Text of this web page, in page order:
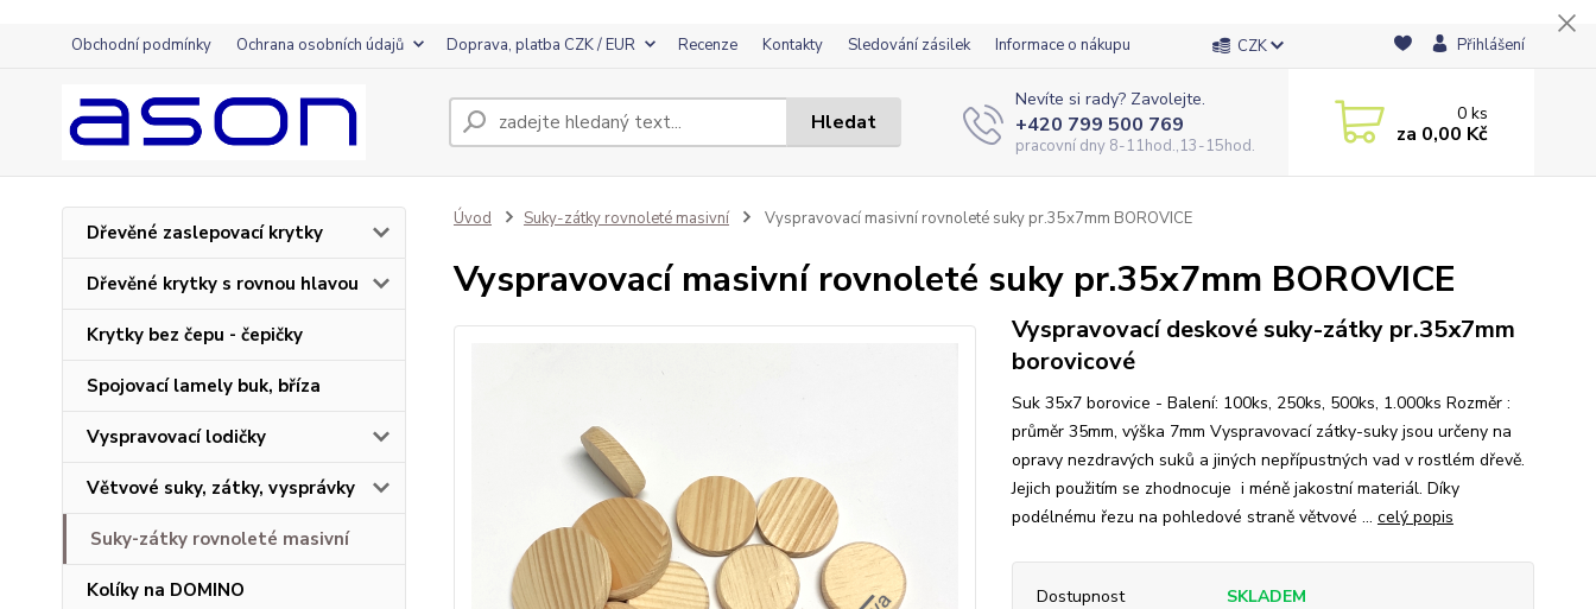
Obchodní podmínky Ochrana osobních údajů Doprava, platba CZK / EUR Recenze Kontakty Sledování zásilek Informace o nákupu CZK Přihlášení
Hledat
Nevíte si rady? Zavolejte.
+420 799 500 769
pracovní dny 8-11hod.,13-15hod.
0ks
za 0,00 Kč
Dřevěné zaslepovací krytky
Dřevěné krytky s rovnou hlavou
Krytky bez čepu - čepičky
Spojovací lamely buk, bříza
Vyspravovací lodičky
Větvové suky, zátky, vysprávky
Suky-zátky rovnoleté masivní
Kolíky na DOMINO
Úvod Suky-zátky rovnoleté masivní Vyspravovací masivní rovnoleté suky pr.35x7mm BOROVICE
Vyspravovací masivní rovnoleté suky pr.35x7mm BOROVICE
Vyspravovací deskové suky-zátky pr.35x7mm
borovicové
Suk 35x7 borovice - Balení: 100ks, 250ks, 500ks, 1.000ks Rozměr :
průměr 35mm, výška 7mm Vyspravovací zátky-suky jsou určeny na
opravy nezdravých suků a jiných nepřípustných vad v rostlém dřevě.
Jejich použitím se zhodnocuje i méně jakostní materiál. Díky
podélnému řezu na pohledové straně větvové ... celý popis
Dostupnost
SKLADEM